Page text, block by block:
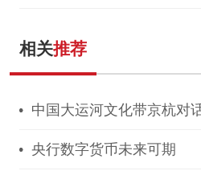
相关推荐
中国大运河文化带京杭对
央行数字货币未来可期